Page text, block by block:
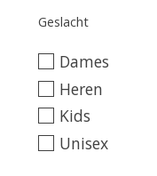
Geslacht
Dames
Heren
Kids
Unisex